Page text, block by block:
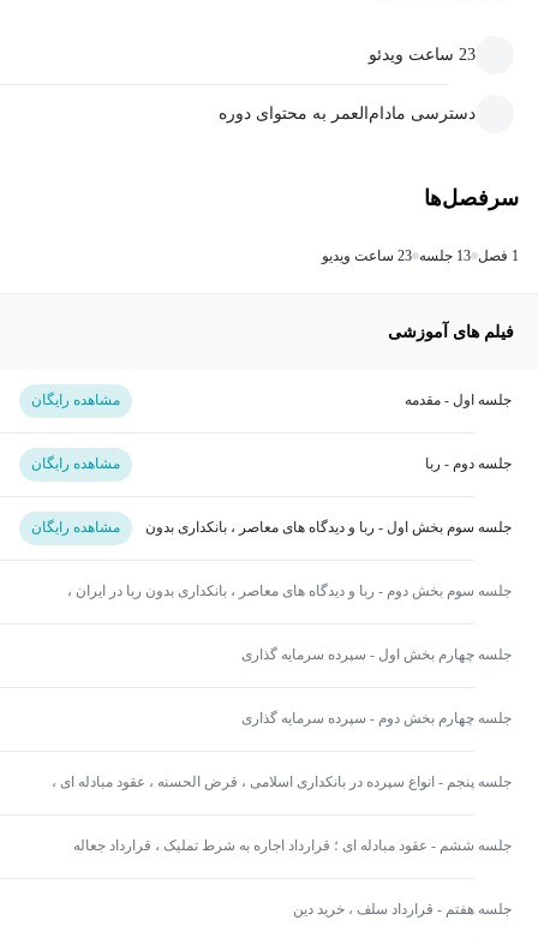
23 ساعت ویدئو
دسترسی مادام‌العمر به محتوای دوره
سرفصل‌ها
1 فصل 13 جلسه 23 ساعت ویدیو
فیلم های آموزشی
جلسه اول - مقدمه مشاهده رایگان
جلسه دوم - ربا مشاهده رایگان
جلسه سوم بخش اول - ربا و دیدگاه های معاصر ، بانکداری بدون
مشاهده رایگان
جلسه سوم بخش دوم - ربا و دیدگاه های معاصر ، بانکداری بدون ربا در ایران ،
جلسه چهارم بخش اول - سپرده سرمایه گذاری
جلسه چهارم بخش دوم - سپرده سرمایه گذاری
جلسه پنجم - انواع سپرده در بانکداری اسلامی ، قرض الحسنه ، عقود مبادله ای ،
جلسه ششم - عقود مبادله ای ؛ قرارداد اجاره به شرط تملیک ، قرارداد جعاله
جلسه هفتم - قرارداد سلف ، خرید دین